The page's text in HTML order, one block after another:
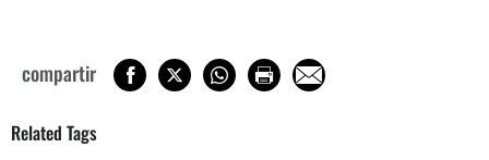
compartir
Related Tags